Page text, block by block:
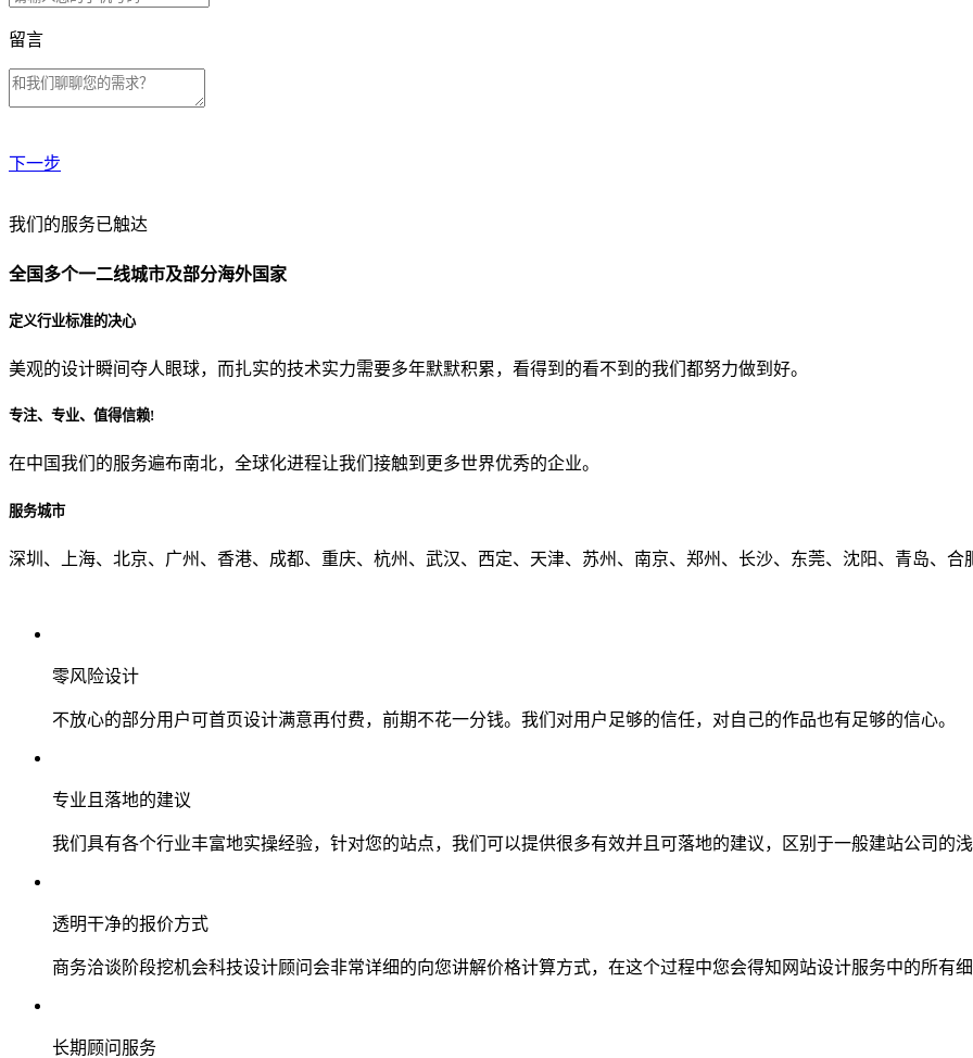
留言
下一步
贵公司预算范围是？
贵公司的团队规模是？
从哪里了解到我们？
我们的服务已触达
全国多个一二线城市及部分海外国家
定义行业标准的决心
美观的设计瞬间夺人眼球，而扎实的技术实力需要多年默默积累，看得到的看不到的我们都努力做到好。
专注、专业、值得信赖!
在中国我们的服务遍布南北，全球化进程让我们接触到更多世界优秀的企业。
服务城市
深圳、上海、北京、广州、香港、成都、重庆、杭州、武汉、西定、天津、苏州、南京、郑州、长沙、东莞、沈阳、青岛、合
零风险设计
不放心的部分用户可首页设计满意再付费，前期不花一分钱。我们对用户足够的信任，对自己的作品也有足够的信心。
专业且落地的建议
我们具有各个行业丰富地实操经验，针对您的站点，我们可以提供很多有效并且可落地的建议，区别于一般建站公司的
透明干净的报价方式
商务洽谈阶段挖机会科技设计顾问会非常详细的向您讲解价格计算方式，在这个过程中您会得知网站设计服务中的所有
长期顾问服务